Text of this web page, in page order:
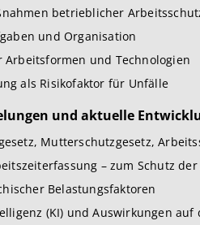
betrieblicher
und Organisation
Arbeitsformen und Technologien
als Risikofaktor für Unfälle
und aktuelle
Mutterschutzgesetz,
– zum Schutz
Belastungsfaktoren
(KI) und Auswirkungen auf